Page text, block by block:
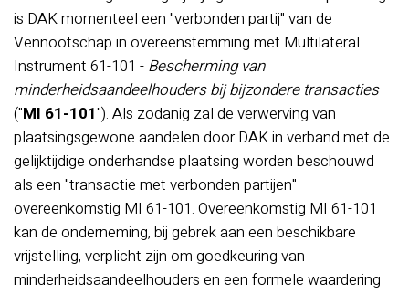
is DAK momenteel een "verbonden partij" van de
Vennootschap in overeenstemming met Multilateral
Instrument 61-101 - Bescherming van
minderheidsaandeelhouders bij bijzondere transacties
("MI 61-101"). Als zodanig zal de verwerving van
plaatsingsgewone aandelen door DAK in verband met de
gelijktijdige onderhandse plaatsing worden beschouwd
als een "transactie met verbonden partijen"
overeenkomstig MI 61-101. Overeenkomstig MI 61-101
kan de onderneming, bij gebrek aan een beschikbare
vrijstelling, verplicht zijn om goedkeuring van
minderheidsaandeelhouders en een formele waardering